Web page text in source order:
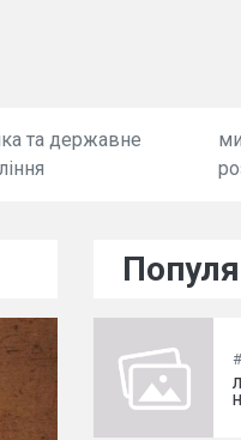
та державне
#